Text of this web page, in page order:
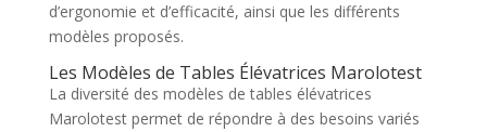
d’ergonomie et d’efficacité, ainsi que les différents
modèles proposés.
Les Modèles de Tables Élévatrices Marolotest
La diversité des modèles de tables élévatrices
Marolotest permet de répondre à des besoins variés